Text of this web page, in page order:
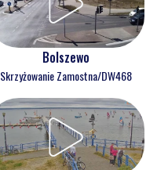
Bolszewo
Skrzyżowanie Zamostna/DW468